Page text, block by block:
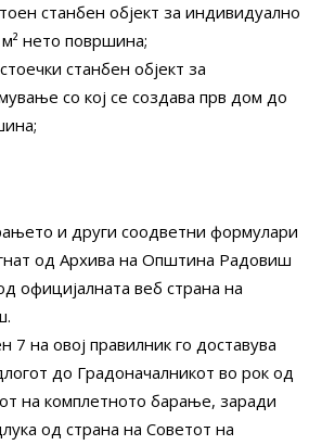
станбен објект за индивидуално
нето површина;
станбен објект за
со кој се создава прв дом до
и други соодветни формулари
од Архива на Општина Радовиш
официјалната веб страна на
7 на овој правилник го доставува
до Градоначалникот во рок од
на комплетното барање, заради
од страна на Советот на